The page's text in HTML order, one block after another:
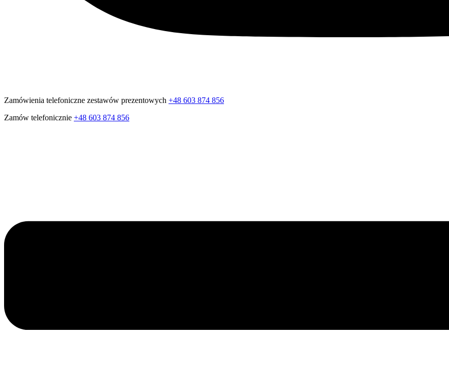
Zamówienia telefoniczne zestawów prezentowych +48 603 874 856
Zamów telefonicznie +48 603 874 856